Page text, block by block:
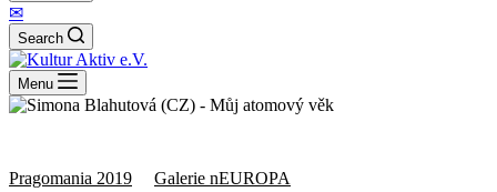
✉
Search
Menu
Pragomania 2019 Galerie nEUROPA